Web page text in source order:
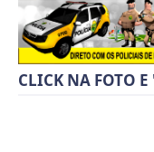
CLICK NA FOTO